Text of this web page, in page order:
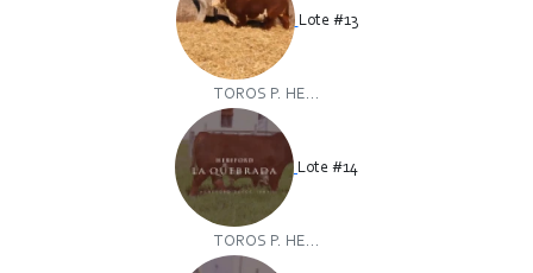
Lote #13
TOROS P. HE...
Lote #14
TOROS P. HE...